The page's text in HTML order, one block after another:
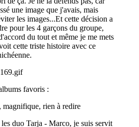
une image que j'avais, mais
les images...Et cette décision a
pour les 4 garçons du groupe,
du tout et même je me mets
cette triste histoire avec ce
favoris :
rien à redire
duo Tarja - Marco, je suis servit